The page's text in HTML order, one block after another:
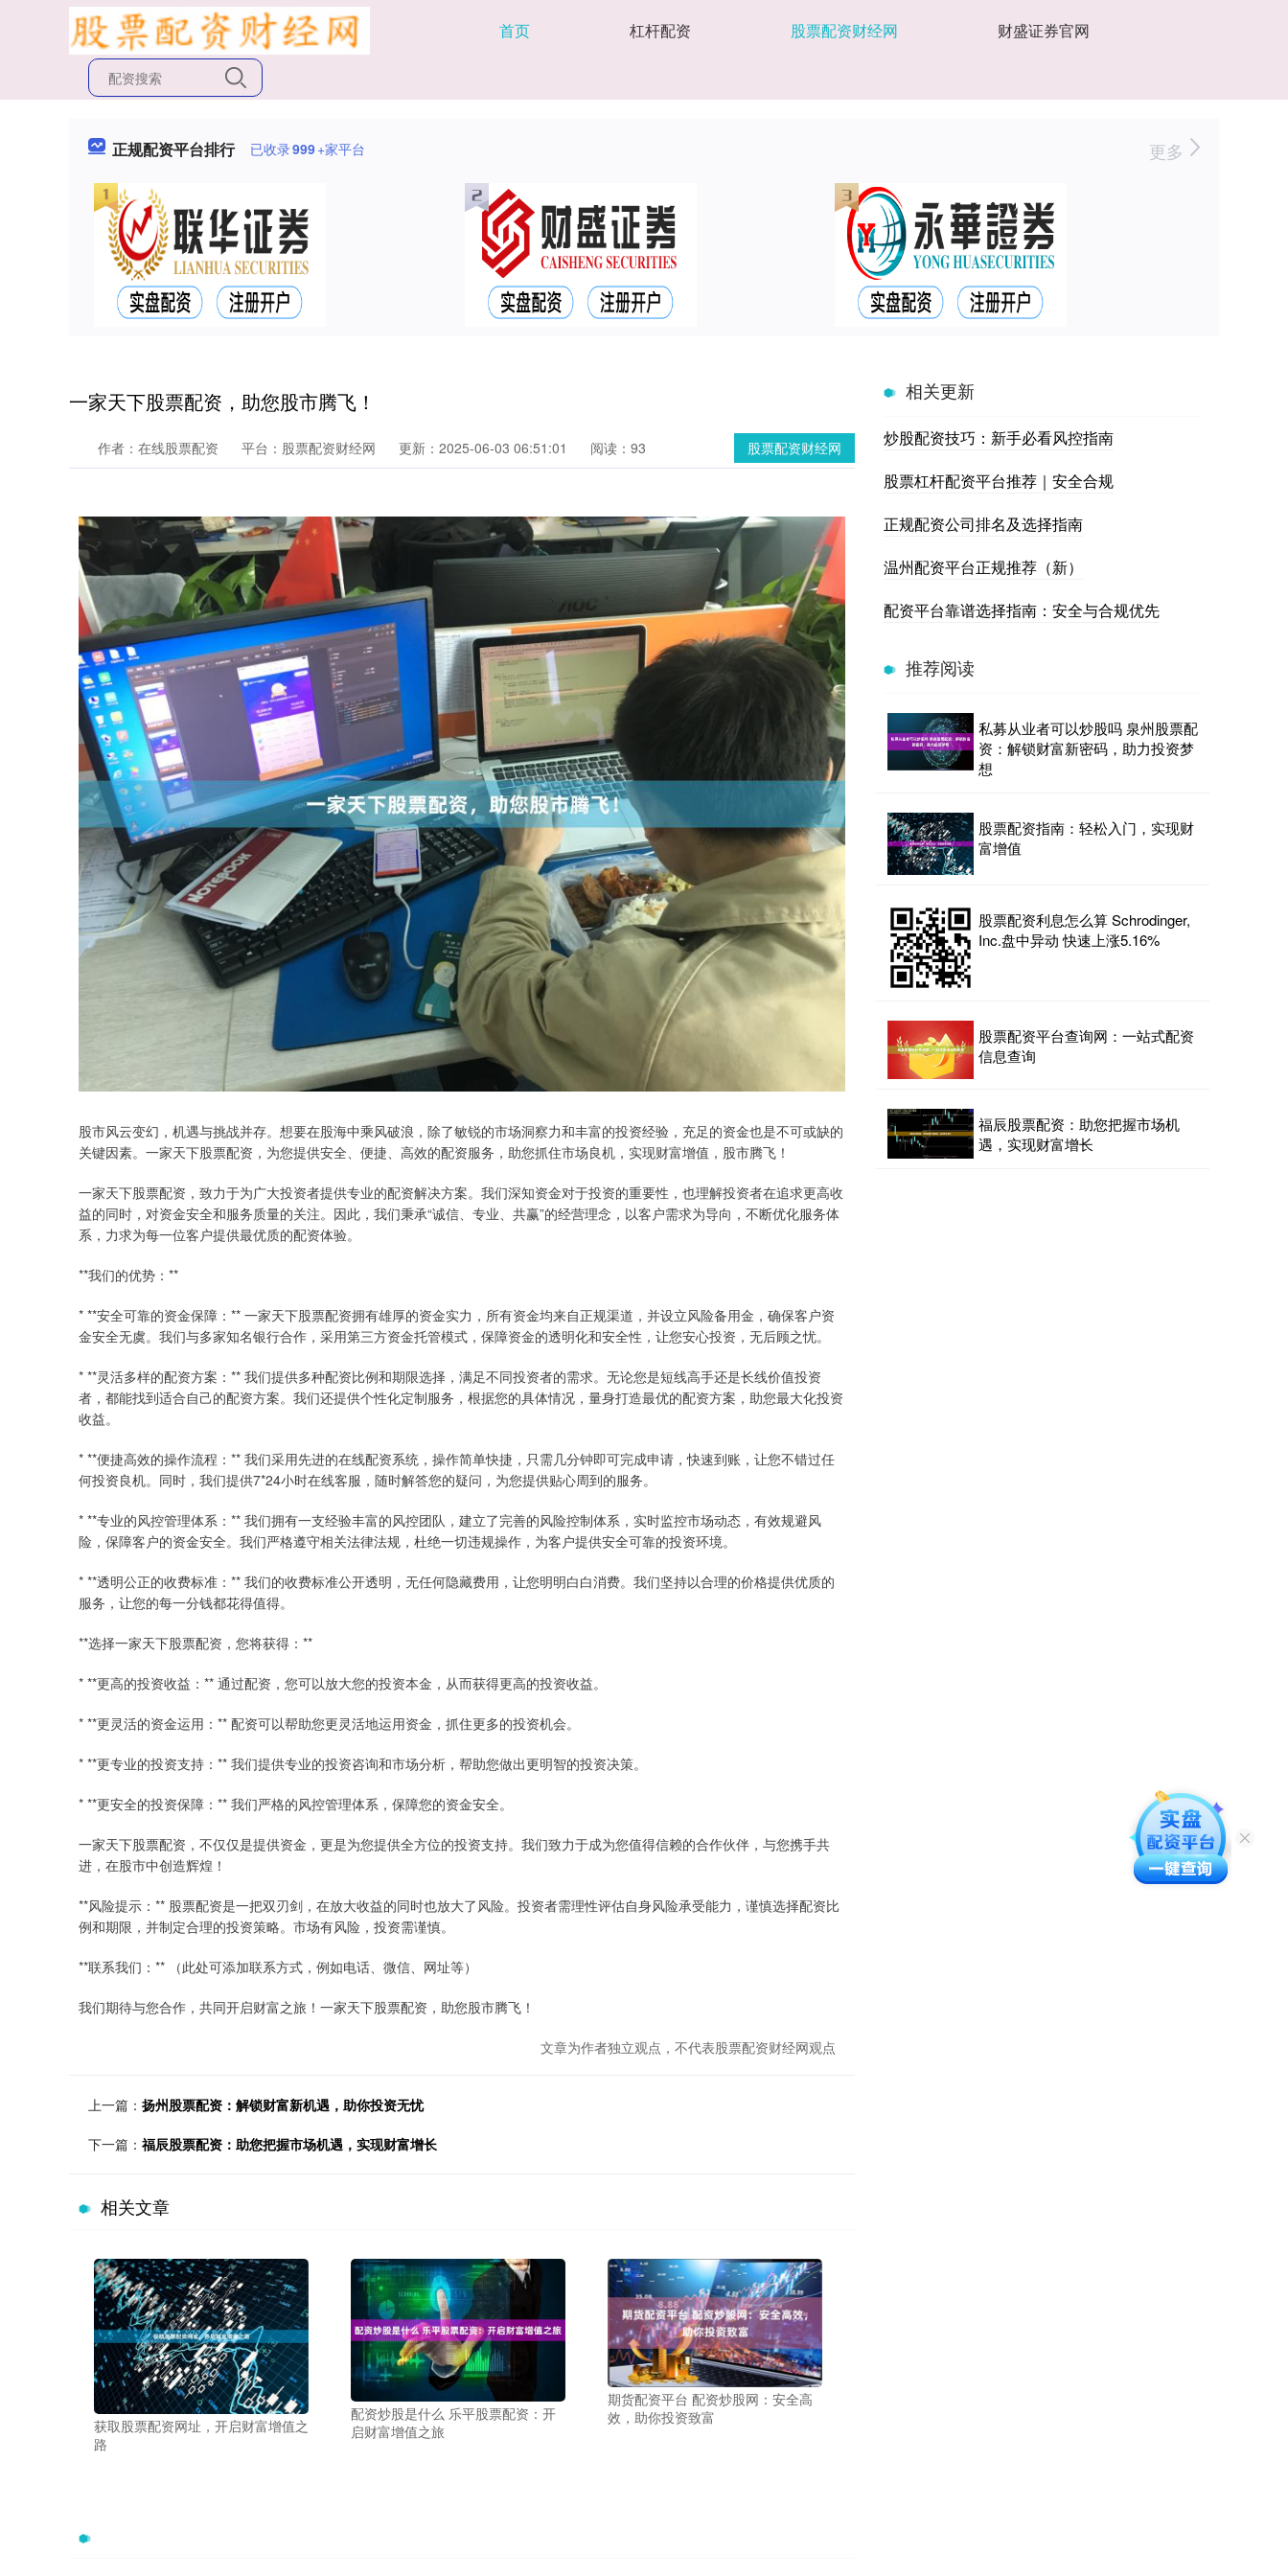
首页 杠杆配资 股票配资财经网 财盛证券官网
正规配资平台排行 已收录999+家平台 更多
一家天下股票配资，助您股市腾飞！
股票配资财经网
作者：在线股票配资 平台：股票配资财经网 更新：2025-06-03 06:51:01 阅读：93
股市风云变幻，机遇与挑战并存。想要在股海中乘风破浪，除了敏锐的市场洞察力和丰富的投资经验，充足的资金也是不可或缺的
关键因素。一家天下股票配资，为您提供安全、便捷、高效的配资服务，助您抓住市场良机，实现财富增值，股市腾飞！
一家天下股票配资，致力于为广大投资者提供专业的配资解决方案。我们深知资金对于投资的重要性，也理解投资者在追求更高收
益的同时，对资金安全和服务质量的关注。因此，我们秉承“诚信、专业、共赢”的经营理念，以客户需求为导向，不断优化服务体
系，力求为每一位客户提供最优质的配资体验。
**我们的优势：**
* **安全可靠的资金保障：** 一家天下股票配资拥有雄厚的资金实力，所有资金均来自正规渠道，并设立风险备用金，确保客户资
金安全无虞。我们与多家知名银行合作，采用第三方资金托管模式，保障资金的透明化和安全性，让您安心投资，无后顾之忧。
* **灵活多样的配资方案：** 我们提供多种配资比例和期限选择，满足不同投资者的需求。无论您是短线高手还是长线价值投资
者，都能找到适合自己的配资方案。我们还提供个性化定制服务，根据您的具体情况，量身打造最优的配资方案，助您最大化投资
收益。
* **便捷高效的操作流程：** 我们采用先进的在线配资系统，操作简单快捷，只需几分钟即可完成申请，快速到账，让您不错过任
何投资良机。同时，我们提供7*24小时在线客服，随时解答您的疑问，为您提供贴心周到的服务。
* **专业的风控管理体系：** 我们拥有一支经验丰富的风控团队，建立了完善的风险控制体系，实时监控市场动态，有效规避风
险，保障客户的资金安全。我们严格遵守相关法律法规，杜绝一切违规操作，为客户提供安全可靠的投资环境。
* **透明公正的收费标准：** 我们的收费标准公开透明，无任何隐藏费用，让您明明白白消费。我们坚持以合理的价格提供优质的
服务，让您的每一分钱都花得值得。
**选择一家天下股票配资，您将获得：**
* **更高的投资收益：** 通过配资，您可以放大您的投资本金，从而获得更高的投资收益。
* **更灵活的资金运用：** 配资可以帮助您更灵活地运用资金，抓住更多的投资机会。
* **更专业的投资支持：** 我们提供专业的投资咨询和市场分析，帮助您做出更明智的投资决策。
* **更安全的投资保障：** 我们严格的风控管理体系，保障您的资金安全。
一家天下股票配资，不仅仅是提供资金，更是为您提供全方位的投资支持。我们致力于成为您值得信赖的合作伙伴，与您携手共
进，在股市中创造辉煌！
**风险提示：** 股票配资是一把双刃剑，在放大收益的同时也放大了风险。投资者需理性评估自身风险承受能力，谨慎选择配资比
例和期限，并制定合理的投资策略。市场有风险，投资需谨慎。
**联系我们：** （此处可添加联系方式，例如电话、微信、网址等）
我们期待与您合作，共同开启财富之旅！一家天下股票配资，助您股市腾飞！
文章为作者独立观点，不代表股票配资财经网观点
上一篇： 扬州股票配资：解锁财富新机遇，助你投资无忧
下一篇： 福辰股票配资：助您把握市场机遇，实现财富增长
相关文章
获取股票配资网址，开启财富增值之
路
配资炒股是什么 乐平股票配资：开
启财富增值之旅
期货配资平台 配资炒股网：安全高
效，助你投资致富
相关更新
炒股配资技巧：新手必看风控指南
股票杠杆配资平台推荐｜安全合规
正规配资公司排名及选择指南
温州配资平台正规推荐（新）
配资平台靠谱选择指南：安全与合规优先
推荐阅读
私募从业者可以炒股吗 泉州股票配
资：解锁财富新密码，助力投资梦
想
股票配资指南：轻松入门，实现财
富增值
股票配资利息怎么算 Schrodinger,
Inc.盘中异动 快速上涨5.16%
股票配资平台查询网：一站式配资
信息查询
福辰股票配资：助您把握市场机
遇，实现财富增长